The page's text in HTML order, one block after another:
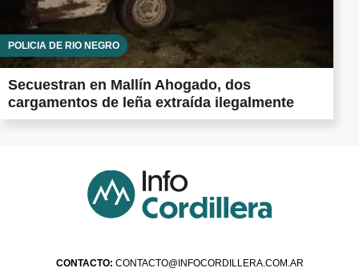
POLICÍA DE RÍO NEGRO
Secuestran en Mallín Ahogado, dos
cargamentos de leña extraída ilegalmente
CONTACTO: CONTACTO@INFOCORDILLERA.COM.AR